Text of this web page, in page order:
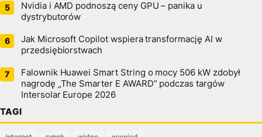
Nvidia i AMD podnoszą ceny GPU – panika u
dystrybutorów
Jak Microsoft Copilot wspiera transformację AI w
przedsiębiorstwach
Falownik Huawei Smart String o mocy 506 kW zdobył
nagrodę „The Smarter E AWARD” podczas targów
Intersolar Europe 2026
TAGI